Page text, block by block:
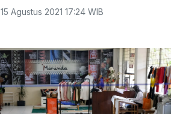
15 Agustus 2021 17:24 WIB